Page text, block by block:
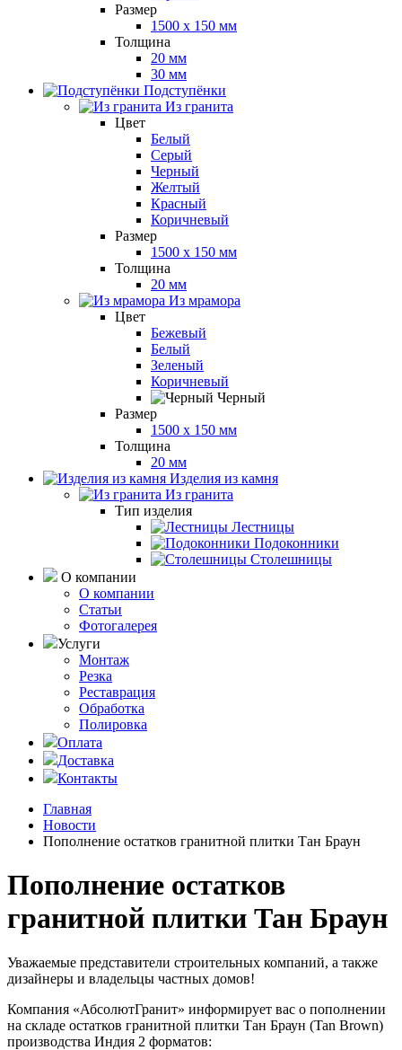
Размер
1500 x 150 мм
Толщина
20 мм
30 мм
Подступёнки
Из гранита
Цвет
Белый
Серый
Черный
Желтый
Красный
Коричневый
Размер
1500 x 150 мм
Толщина
20 мм
Из мрамора
Цвет
Бежевый
Белый
Зеленый
Коричневый
Черный
Размер
1500 x 150 мм
Толщина
20 мм
Изделия из камня
Из гранита
Тип изделия
Лестницы
Подоконники
Столешницы
О компании
О компании
Статьи
Фотогалерея
Услуги
Монтаж
Резка
Реставрация
Обработка
Полировка
Оплата
Доставка
Контакты
Главная
Новости
Пополнение остатков гранитной плитки Тан Браун
Пополнение остатков
гранитной плитки Тан Браун
Уважаемые представители строительных компаний, а также
дизайнеры и владельцы частных домов!
Компания «АбсолютГранит» информирует вас о пополнении
на складе остатков гранитной плитки Тан Браун (Tan Brown)
производства Индия 2 форматов: